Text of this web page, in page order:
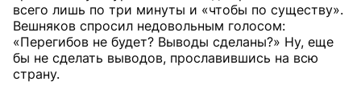
всего лишь по три минуты и «чтобы по существу».
Вешняков спросил недовольным голосом:
«Перегибов не будет? Выводы сделаны?» Ну, еще
бы не сделать выводов, прославившись на всю
страну.